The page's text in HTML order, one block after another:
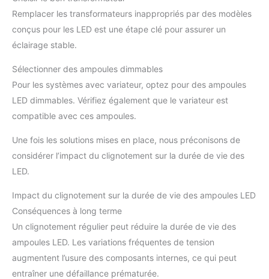
Remplacer les transformateurs inappropriés par des modèles
conçus pour les LED est une étape clé pour assurer un
éclairage stable.
Sélectionner des ampoules dimmables
Pour les systèmes avec variateur, optez pour des ampoules
LED dimmables. Vérifiez également que le variateur est
compatible avec ces ampoules.
Une fois les solutions mises en place, nous préconisons de
considérer l’impact du clignotement sur la durée de vie des
LED.
Impact du clignotement sur la durée de vie des ampoules LED
Conséquences à long terme
Un clignotement régulier peut réduire la durée de vie des
ampoules LED. Les variations fréquentes de tension
augmentent l’usure des composants internes, ce qui peut
entraîner une défaillance prématurée.